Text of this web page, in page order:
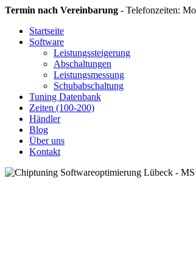
Termin nach Vereinbarung - Telefonzeiten:
Startseite
Software
Leistungssteigerung
Abschaltungen
Leistungsmessung
Schubabschaltung
Tuning Datenbank
Zeiten (100-200)
Händler
Blog
Über uns
Kontakt